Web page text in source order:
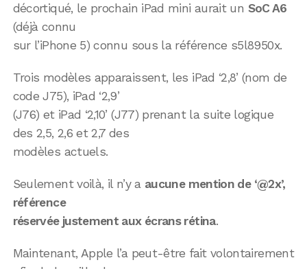
décortiqué, le prochain iPad mini aurait un SoC A6
(déjà connu
sur l’iPhone 5) connu sous la référence s5l8950x.
Trois modèles apparaissent, les iPad ‘2,8’ (nom de
code J75), iPad ‘2,9’
(J76) et iPad ‘2,10’ (J77) prenant la suite logique
des 2,5, 2,6 et 2,7 des
modèles actuels.
Seulement voilà, il n’y a aucune mention de ‘@2x’,
référence
réservée justement aux écrans rétina.
Maintenant, Apple l’a peut-être fait volontairement